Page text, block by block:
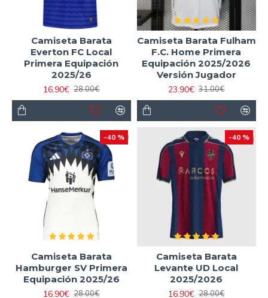
Camiseta Barata
Everton FC Local
Primera Equipación
2025/26
16.90€ 28.00€
Camiseta Barata Fulham
F.C. Home Primera
Equipación 2025/2026
Versión Jugador
23.90€ 31.00€
-40 %
Camiseta Barata
Hamburger SV Primera
Equipación 2025/26
16.90€ 28.00€
-40 %
Camiseta Barata
Levante UD Local
2025/2026
16.90€ 28.00€